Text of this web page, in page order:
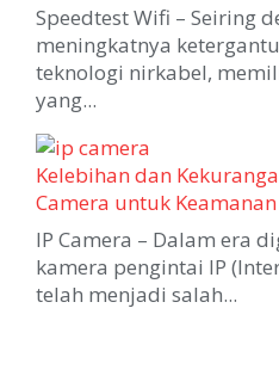
Speedtest Wifi – Seiring
meningkatnya
teknologi nirkabel,
yang...
Kelebihan dan
Camera untuk
IP Camera – Dalam era
kamera pengintai IP
telah menjadi salah...